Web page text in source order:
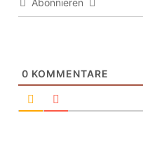
Abonnieren
0 KOMMENTARE